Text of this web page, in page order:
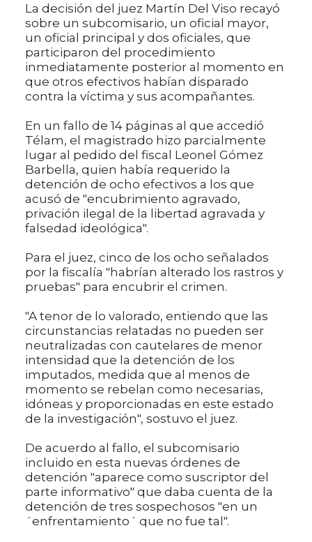
La decisión del juez Martín Del Viso recayó
sobre un subcomisario, un oficial mayor,
un oficial principal y dos oficiales, que
participaron del procedimiento
inmediatamente posterior al momento en
que otros efectivos habían disparado
contra la víctima y sus acompañantes.
En un fallo de 14 páginas al que accedió
Télam, el magistrado hizo parcialmente
lugar al pedido del fiscal Leonel Gómez
Barbella, quien había requerido la
detención de ocho efectivos a los que
acusó de "encubrimiento agravado,
privación ilegal de la libertad agravada y
falsedad ideológica".
Para el juez, cinco de los ocho señalados
por la fiscalía "habrían alterado los rastros y
pruebas" para encubrir el crimen.
"A tenor de lo valorado, entiendo que las
circunstancias relatadas no pueden ser
neutralizadas con cautelares de menor
intensidad que la detención de los
imputados, medida que al menos de
momento se rebelan como necesarias,
idóneas y proporcionadas en este estado
de la investigación", sostuvo el juez.
De acuerdo al fallo, el subcomisario
incluido en esta nuevas órdenes de
detención "aparece como suscriptor del
parte informativo" que daba cuenta de la
detención de tres sospechosos "en un
´enfrentamiento´ que no fue tal".